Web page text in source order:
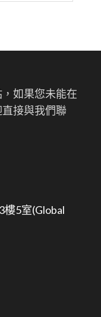
如果您未能在
接與我們聯
5室(Global